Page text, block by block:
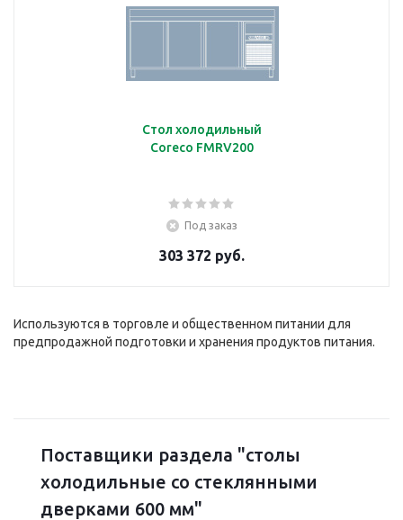
Стол холодильный
Coreco FMRV200
Под заказ
303 372 руб.
Используются в торговле и общественном питании для
предпродажной подготовки и хранения продуктов питания.
Поставщики раздела "столы
холодильные со стеклянными
дверками 600 мм"